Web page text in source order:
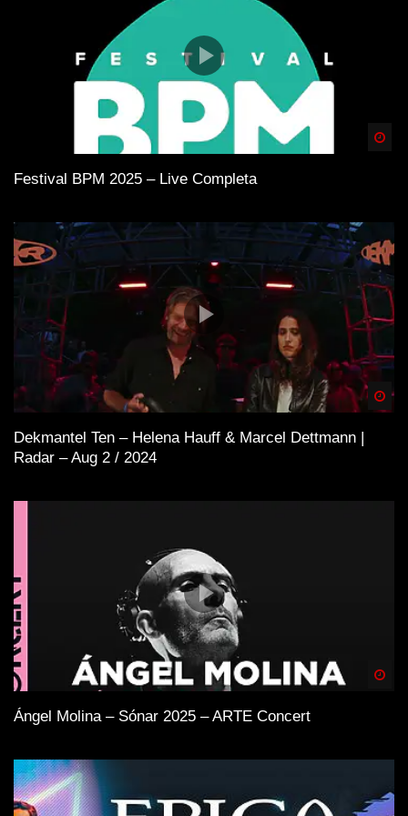
Festival BPM 2025 – Live Completa
Dekmantel Ten – Helena Hauff & Marcel Dettmann |
Radar – Aug 2 / 2024
Ángel Molina – Sónar 2025 – ARTE Concert